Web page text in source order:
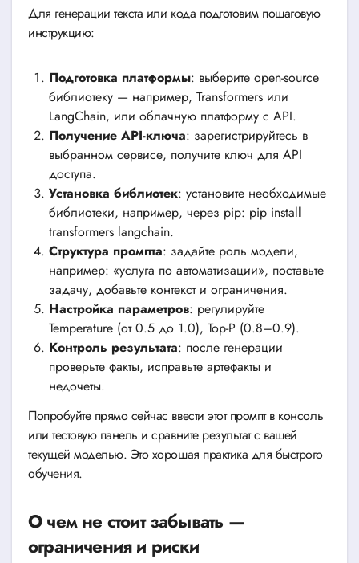
Для генерации текста или кода подготовим пошаговую
инструкцию:
Подготовка платформы: выберите open-source
библиотеку — например, Transformers или
LangChain, или облачную платформу с API.
Получение API-ключа: зарегистрируйтесь в
выбранном сервисе, получите ключ для API
доступа.
Установка библиотек: установите необходимые
библиотеки, например, через pip: pip install
transformers langchain.
Структура промпта: задайте роль модели,
например: «услуга по автоматизации», поставьте
задачу, добавьте контекст и ограничения.
Настройка параметров: регулируйте
Temperature (от 0.5 до 1.0), Top-P (0.8–0.9).
Контроль результата: после генерации
проверьте факты, исправьте артефакты и
недочеты.
Попробуйте прямо сейчас ввести этот промпт в консоль
или тестовую панель и сравните результат с вашей
текущей моделью. Это хорошая практика для быстрого
обучения.
О чем не стоит забывать —
ограничения и риски